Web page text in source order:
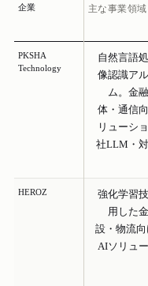
企業 主な事業領域
PKSHA
Technology
自然言語
像認識ア
ム。金
体・通信
リューシ
社LLM・
HEROZ
強化学習
用した
設・物流
AIソリュ